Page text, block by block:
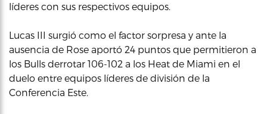
líderes con sus respectivos equipos.
Lucas III surgió como el factor sorpresa y ante la
ausencia de Rose aportó 24 puntos que permitieron a
los Bulls derrotar 106-102 a los Heat de Miami en el
duelo entre equipos líderes de división de la
Conferencia Este.